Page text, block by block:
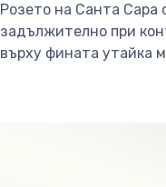
Розето на Санта Сара
задължително при
върху фината утайка